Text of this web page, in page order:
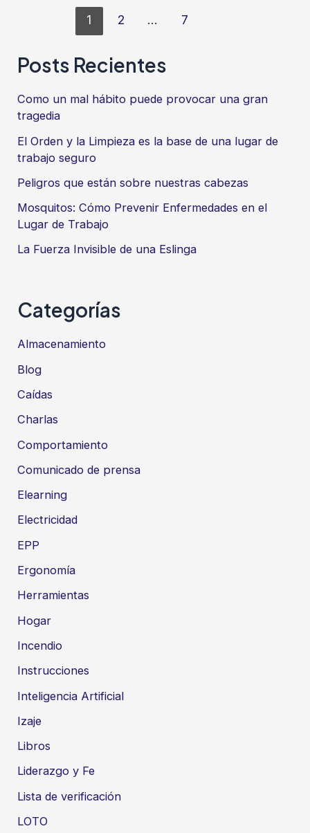
Protegiendo
Vida
entradas
1 2 … 7
Posts Recientes
Como un mal hábito puede provocar una gran
tragedia
El Orden y la Limpieza es la base de una lugar de
trabajo seguro
Peligros que están sobre nuestras cabezas
Mosquitos: Cómo Prevenir Enfermedades en el
Lugar de Trabajo
La Fuerza Invisible de una Eslinga
Categorías
Almacenamiento
Blog
Caídas
Charlas
Comportamiento
Comunicado de prensa
Elearning
Electricidad
EPP
Ergonomía
Herramientas
Hogar
Incendio
Instrucciones
Inteligencia Artificial
Izaje
Libros
Liderazgo y Fe
Lista de verificación
LOTO